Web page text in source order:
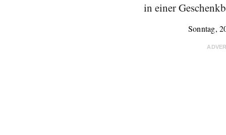
in einer
Sonntag,